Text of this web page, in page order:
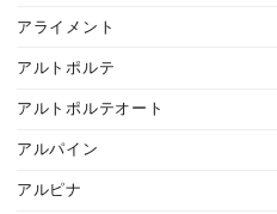
アライメント
アルトポルテ
アルトポルテオート
アルパイン
アルピナ